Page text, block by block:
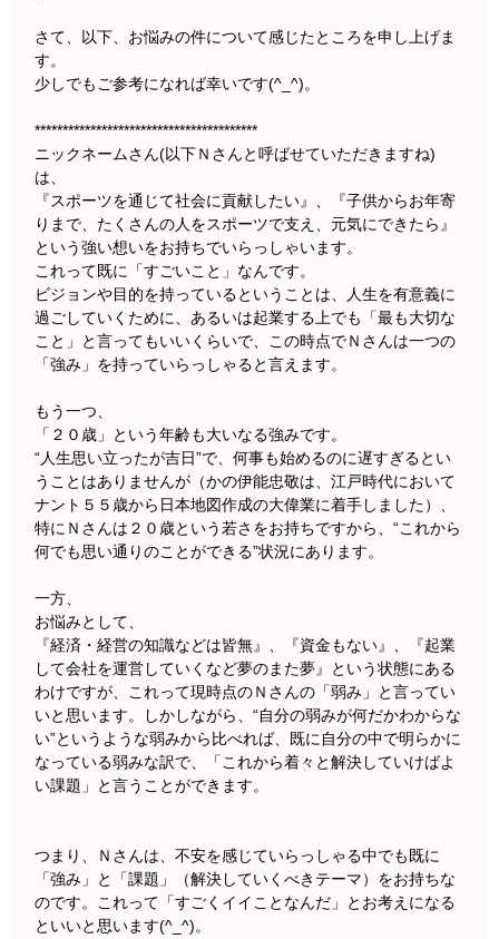
さて、以下、お悩みの件について感じたところを申し上げま
す。
少しでもご参考になれば幸いです(^_^)。
****************************************
ニックネームさん(以下Ｎさんと呼ばせていただきますね)
は、
『スポーツを通じて社会に貢献したい』、『子供からお年寄
りまで、たくさんの人をスポーツで支え、元気にできたら』
という強い想いをお持ちでいらっしゃいます。
これって既に「すごいこと」なんです。
ビジョンや目的を持っているということは、人生を有意義に
過ごしていくために、あるいは起業する上でも「最も大切な
こと」と言ってもいいくらいで、この時点でＮさんは一つの
「強み」を持っていらっしゃると言えます。
もう一つ、
「２０歳」という年齢も大いなる強みです。
“人生思い立ったが吉日”で、何事も始めるのに遅すぎるとい
うことはありませんが（かの伊能忠敬は、江戸時代において
ナント５５歳から日本地図作成の大偉業に着手しました）、
特にＮさんは２０歳という若さをお持ちですから、“これから
何でも思い通りのことができる”状況にあります。
一方、
お悩みとして、
『経済・経営の知識などは皆無』、『資金もない』、『起業
して会社を運営していくなど夢のまた夢』という状態にある
わけですが、これって現時点のＮさんの「弱み」と言ってい
いと思います。しかしながら、“自分の弱みが何だかわからな
い”というような弱みから比べれば、既に自分の中で明らかに
なっている弱みな訳で、「これから着々と解決していけばよ
い課題」と言うことができます。
つまり、Ｎさんは、不安を感じていらっしゃる中でも既に
「強み」と「課題」（解決していくべきテーマ）をお持ちな
のです。これって「すごくイイことなんだ」とお考えになる
といいと思います(^_^)。